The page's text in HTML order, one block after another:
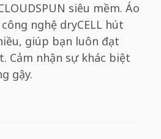
siêu mềm. Áo
nghệ dryCELL hút
giúp bạn luôn đạt
Cảm nhận sự khác biệt
gậy.